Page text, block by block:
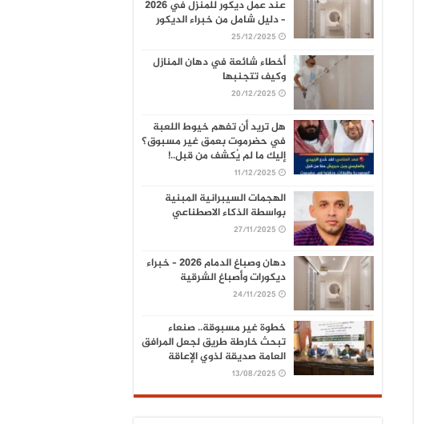
عند عمل ديكور للمنزل في 2026
– دليل شامل من خبراء الديكور
25/12/2025
أخطاء شائعة في دهان المنازل
وكيف تتجنبها
20/12/2025
هل تريد أن تفهم خيوط اللعبة
في حضرموت بعمق غير مسبوق؟
إليك ما لم يُكشف من قبل..!
11/12/2025
الهجمات السيبرانية المبنية
بواسطة الذكاء الاصطناعي
27/11/2025
دهان وصباغ الدمام 2026 – خبراء
ديكورات وأصباغ الشرقية
24/11/2025
خطوة غير مسبوقة.. صنعاء
تبحث خارطة طريق لجعل المرافق
العامة صديقة لذوي الإعاقة
13/08/2025